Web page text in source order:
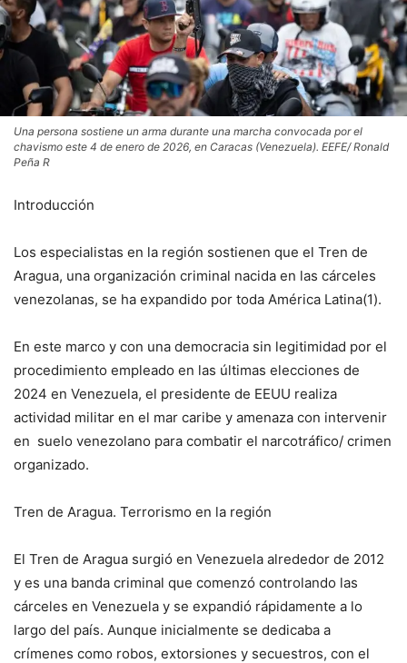
Una persona sostiene un arma durante una marcha convocada por el
chavismo este 4 de enero de 2026, en Caracas (Venezuela). EEFE/ Ronald
Peña R
Introducción
Los especialistas en la región sostienen que el Tren de
Aragua, una organización criminal nacida en las cárceles
venezolanas, se ha expandido por toda América Latina(1).
En este marco y con una democracia sin legitimidad por el
procedimiento empleado en las últimas elecciones de
2024 en Venezuela, el presidente de EEUU realiza
actividad militar en el mar caribe y amenaza con intervenir
en suelo venezolano para combatir el narcotráfico/ crimen
organizado.
Tren de Aragua. Terrorismo en la región
El Tren de Aragua surgió en Venezuela alrededor de 2012
y es una banda criminal que comenzó controlando las
cárceles en Venezuela y se expandió rápidamente a lo
largo del país. Aunque inicialmente se dedicaba a
crímenes como robos, extorsiones y secuestros, con el